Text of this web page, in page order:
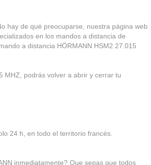
hay de qué preocuparse, nuestra página web
en los mandos a distancia de
a distancia HÖRMANN HSM2 27.015
MHZ, podrás volver a abrir y cerrar tu
24 h, en todo el territorio francés.
inmediatamente? Que sepas que todos